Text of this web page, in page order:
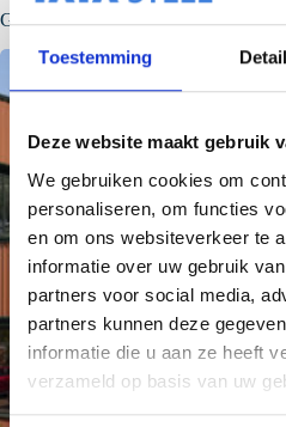
Toestemming
Deze website maakt gebruik
We gebruiken cookies om
personaliseren, om functies
en om ons websiteverkeer te
informatie over uw gebruik
partners voor social media,
partners kunnen deze
informatie die u aan ze heeft
verzameld op basis van uw
Gerelateerde berichten